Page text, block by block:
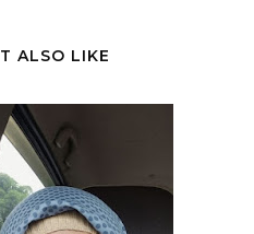
ALSO LIKE